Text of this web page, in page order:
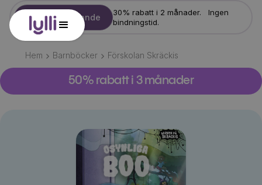
Starta erbjudande
30% rabatt i 2 månader. Ingen
bindningstid.
Hem Barnböcker Förskolan Skräckis
50% rabatt i 3 månader